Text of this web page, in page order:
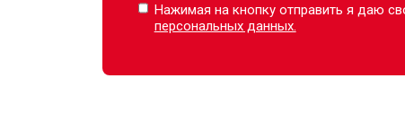
Нажимая на кнопку отправить я даю
персональных данных.